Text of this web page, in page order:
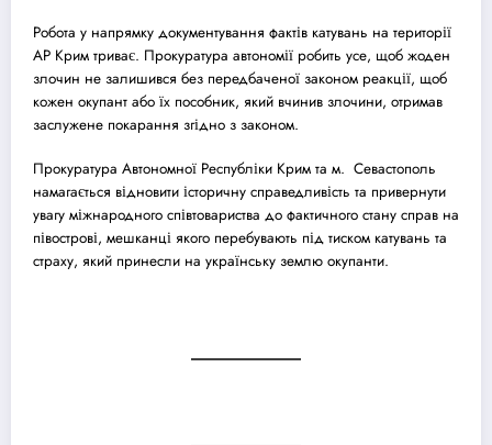
Робота у напрямку документування фактів катувань на території
АР Крим триває. Прокуратура автономії робить усе, щоб жоден
злочин не залишився без передбаченої законом реакції, щоб
кожен окупант або їх пособник, який вчинив злочини, отримав
заслужене покарання згідно з законом.
Прокуратура Автономної Республіки Крим та м. Cевастополь
намагається відновити історичну справедливість та привернути
увагу міжнародного співтовариства до фактичного стану справ на
півострові, мешканці якого перебувають під тиском катувань та
страху, який принесли на українську землю окупанти.